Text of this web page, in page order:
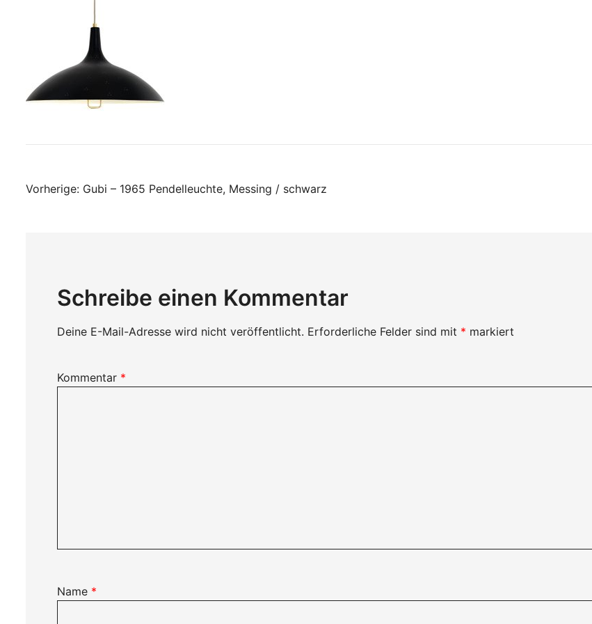
Beitragsnavigation
Vorherige: Gubi – 1965 Pendelleuchte, Messing / schwarz
Schreibe einen Kommentar
Deine E-Mail-Adresse wird nicht veröffentlicht. Erforderliche Felder sind mit * markiert
Kommentar *
Name *